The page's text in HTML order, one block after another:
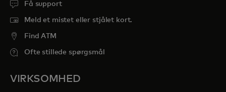
Få support
Meld et mistet eller stjålet kort.
Find ATM
Ofte stillede spørgsmål
VIRKSOMHED